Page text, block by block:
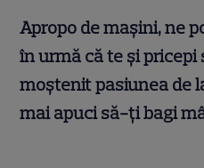
Apropo de mașini, ne
în urmă că te și
moștenit pasiunea de
mai apuci să-ți bagi